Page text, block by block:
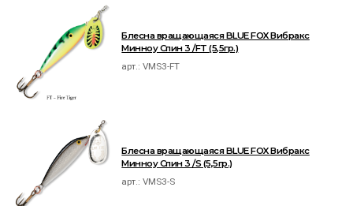
Блесна вращающаяся BLUE FOX Вибракс
Минноу Спин 3 /FT (5,5гр.)
арт.:VMS3-FT
Блесна вращающаяся BLUE FOX Вибракс
Минноу Спин 3 /S (5,5гр.)
арт.:VMS3-S